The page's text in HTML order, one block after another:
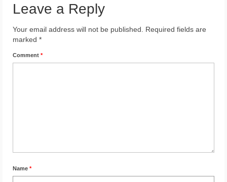
Latvija
Indonēzija
Leave a Reply
Your email address will not be published.
Required fields are
marked *
Comment *
Name *